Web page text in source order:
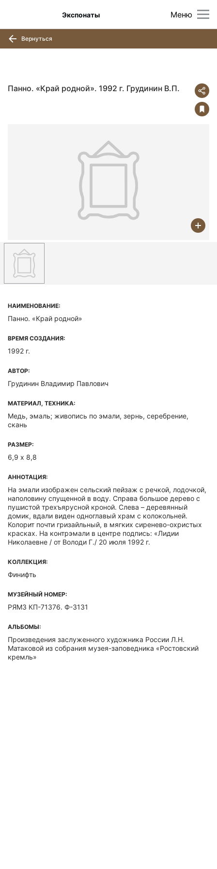
Меню
Экспонаты
Вернуться
Панно. «Край родной». 1992 г. Грудинин В.П.
НАИМЕНОВАНИЕ:
Панно. «Край родной»
ВРЕМЯ СОЗДАНИЯ:
1992 г.
АВТОР:
Грудинин Владимир Павлович
МАТЕРИАЛ, ТЕХНИКА:
Медь, эмаль; живопись по эмали, зернь, серебрение,
скань
РАЗМЕР:
6,9 х 8,8
АННОТАЦИЯ:
На эмали изображен сельский пейзаж с речкой, лодочкой,
наполовину спущенной в воду. Справа большое дерево с
пушистой трехъярусной кроной. Слева – деревянный
домик, вдали виден одноглавый храм с колокольней.
Колорит почти гризайльный, в мягких сиренево-охристых
красках. На контрэмали в центре подпись: «Лидии
Николаевне / от Володи Г./ 20 июля 1992 г.
КОЛЛЕКЦИЯ:
Финифть
МУЗЕЙНЫЙ НОМЕР:
РЯМЗ КП-71376. Ф-3131
АЛЬБОМЫ:
Произведения заслуженного художника России Л.Н.
Матаковой из собрания музея-заповедника «Ростовский
кремль»